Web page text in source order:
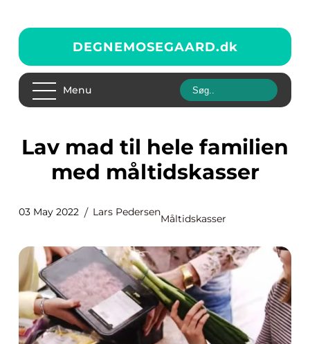
DEGNEMOSEGAARD.dk
Menu
Lav mad til hele familien
med måltidskasser
03 May 2022 Lars Pedersen
Måltidskasser